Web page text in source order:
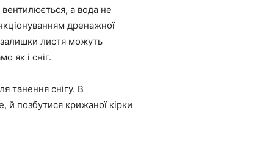
а вода не
дренажної
листя можуть
як і сніг.
танення снігу. В
й позбутися крижаної кірки